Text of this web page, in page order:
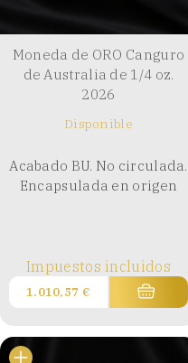
Moneda de ORO Canguro
de Australia de 1/4 oz.
2026
Disponible
Acabado BU. No circulada.
Encapsulada en origen
Impuestos incluidos
1.010,57 €